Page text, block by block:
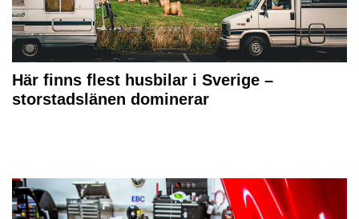
Här finns flest husbilar i Sverige –
storstadslänen dominerar